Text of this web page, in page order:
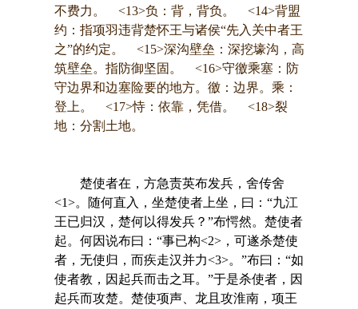
不费力。 <13>负：背，背负。 <14>背盟
约：指项羽违背楚怀王与诸侯“先入关中者王
之”的约定。 <15>深沟壁垒：深挖壕沟，高
筑壁垒。指防御坚固。 <16>守徼乘塞：防
守边界和边塞险要的地方。徼：边界。乘：
登上。 <17>恃：依靠，凭借。 <18>裂
地：分割土地。
楚使者在，方急责英布发兵，舍传舍
<1>。随何直入，坐楚使者上坐，曰：“九江
王已归汉，楚何以得发兵？”布愕然。楚使者
起。何因说布曰：“事已构<2>，可遂杀楚使
者，无使归，而疾走汉并力<3>。”布曰：“如
使者教，因起兵而击之耳。”于是杀使者，因
起兵而攻楚。楚使项声、龙且攻淮南，项王